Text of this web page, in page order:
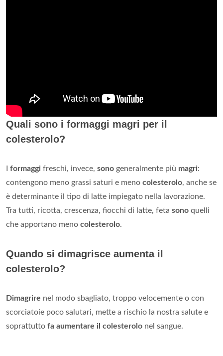
Quali sono i formaggi magri per il
colesterolo?
formaggi freschi, invece, sono generalmente più magri:
contengono meno grassi saturi e meno colesterolo, anche se
è determinante il tipo di latte impiegato nella lavorazione.
Tra tutti, ricotta, crescenza, fiocchi di latte, feta sono quelli
che apportano meno colesterolo.
Quando si dimagrisce aumenta il
colesterolo?
Dimagrire nel modo sbagliato, troppo velocemente o con
scorciatoie poco salutari, mette a rischio la nostra salute e
soprattutto fa aumentare il colesterolo nel sangue.